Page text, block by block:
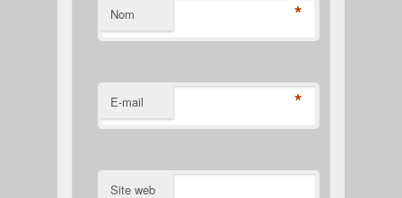
Nom *
E-mail *
Site web